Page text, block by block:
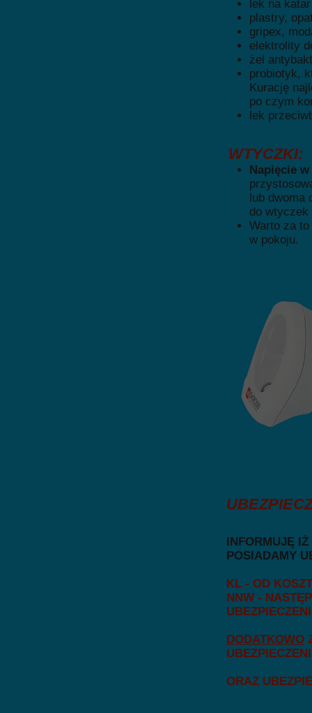
INFORMUJĘ
POSIADAMY
KL - OD
NNW -
DODATKOWO
ORAZ
WTYCZKI:
Napięcie
lub dwoma
do wtyczek
Warto za
w pokoju.
lek na katar
plastry,
gripex,
elektrolity
żel
probiotyk,
Kurację
po czym
lek